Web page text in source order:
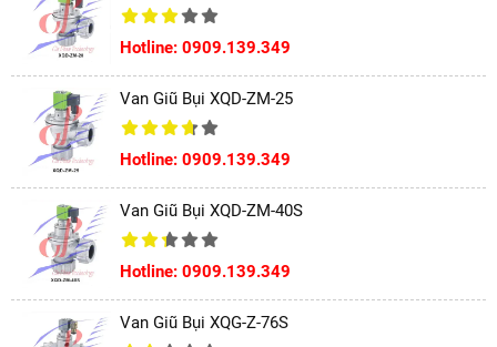
Hotline: 0909.139.349
Van Giũ Bụi XQD-ZM-25
Hotline: 0909.139.349
Van Giũ Bụi XQD-ZM-40S
Hotline: 0909.139.349
Van Giũ Bụi XQG-Z-76S